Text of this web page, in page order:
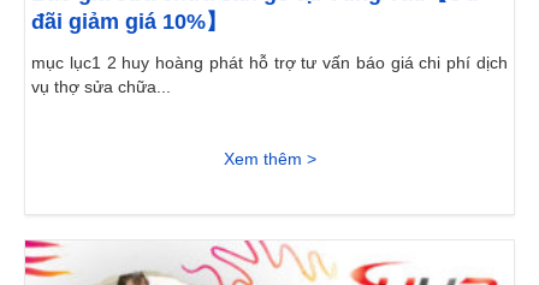
đãi giảm giá 10%】
mục lục1 2 huy hoàng phát hỗ trợ tư vấn báo giá chi phí dịch
vụ thợ sửa chữa...
Xem thêm >